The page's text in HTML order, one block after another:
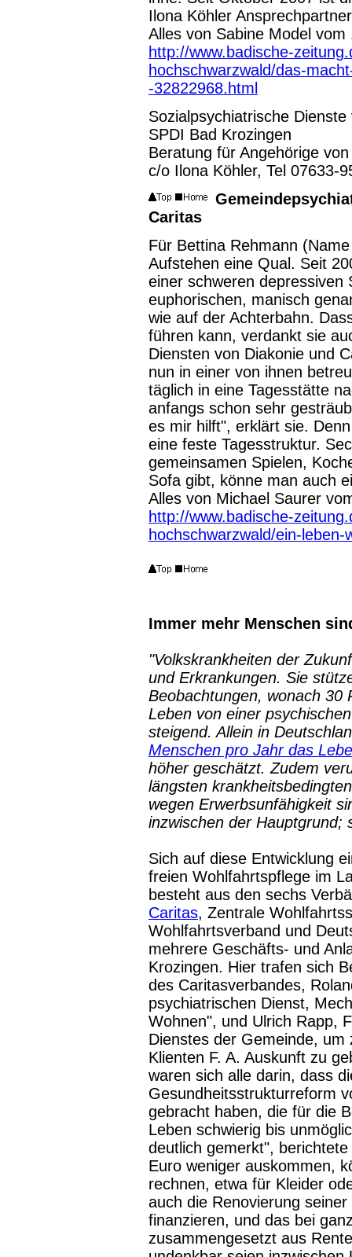
Ilona Köhler
Alles von Sabine Model
http://www.badische-
hochschwarzwald/das-
-32822968.html
Sozialpsychiatrische
SPDI Bad Krozingen
Beratung für Angehörige
c/o Ilona Köhler, Tel 07633-
Caritas
Für Bettina Rehmann
Aufstehen eine Qual. Seit
einer schweren depressiven
euphorischen, manisch
wie auf der Achterbahn.
führen kann, verdankt sie
Diensten von Diakonie und
nun in einer von ihnen
täglich in eine Tagesstätte
anfangs schon sehr
es mir hilft", erklärt sie.
eine feste Tagesstruktur.
gemeinsamen Spielen,
Sofa gibt, könne man auch
Alles von Michael Saurer
http://www.badische-
hochschwarzwald/ein-
Immer mehr Menschen
"Volkskrankheiten der
und Erkrankungen. Sie
Beobachtungen, wonach 30
Leben von einer
steigend. Allein in
Menschen pro Jahr das
höher geschätzt. Zudem
längsten
wegen Erwerbsunfähigkeit
inzwischen der Hauptgrund;
Sich auf diese Entwicklung
freien Wohlfahrtspflege im
besteht aus den sechs
Caritas, Zentrale
Wohlfahrtsverband und
mehrere Geschäfts- und
Krozingen. Hier trafen sich
des Caritasverbandes,
psychiatrischen Dienst,
Wohnen", und Ulrich Rapp,
Dienstes der Gemeinde,
Klienten F. A. Auskunft zu
waren sich alle darin, dass
Gesundheitsstrukturreform
gebracht haben, die für die
Leben schwierig bis
deutlich gemerkt",
Euro weniger auskommen,
rechnen, etwa für Kleider
auch die Renovierung
finanzieren, und das bei
zusammengesetzt aus